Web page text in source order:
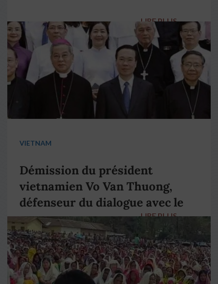
LIRE PLUS →
VIETNAM
Démission du président
vietnamien Vo Van Thuong,
défenseur du dialogue avec le
pape François
LIRE PLUS →